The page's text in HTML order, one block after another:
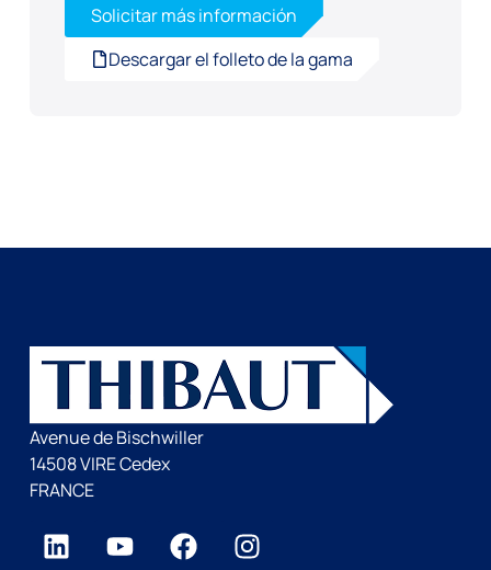
Solicitar más información
Descargar el folleto de la gama
Avenue de Bischwiller
14508 VIRE Cedex
FRANCE